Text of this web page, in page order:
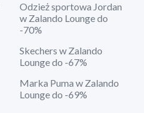
Odzież sportowa Jordan
w Zalando Lounge do
-70%
Skechers w Zalando
Lounge do -67%
Marka Puma w Zalando
Lounge do -69%